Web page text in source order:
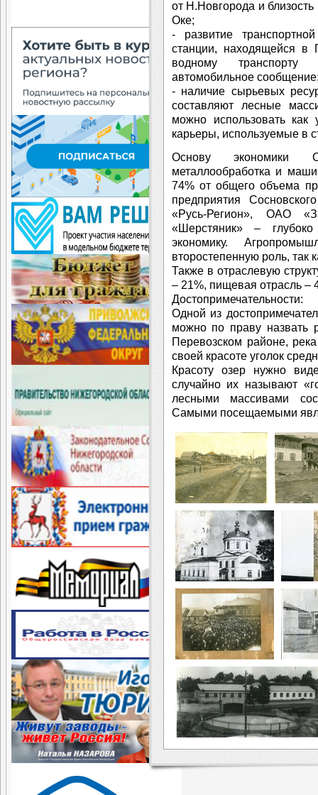
от Н.Новгорода и
Оке;
- развитие
станции, находящейся в
водному транспорту
автомобильное
- наличие сырьевых
составляют лесные
можно использовать
карьеры, используемые в
Основу экономики
металлообработка и
74% от общего объема
предприятия
«Русь-Регион», ОАО
«Шерстяник» –
экономику.
второстепенную роль, так
Также в отраслевую
– 21%, пищевая отрасль –
Достопримечательности:
Одной из
можно по праву назвать
Перевозском районе,
своей красоте уголок
Красоту озер нужно
случайно их называют
лесными массивами
Самыми посещаемыми